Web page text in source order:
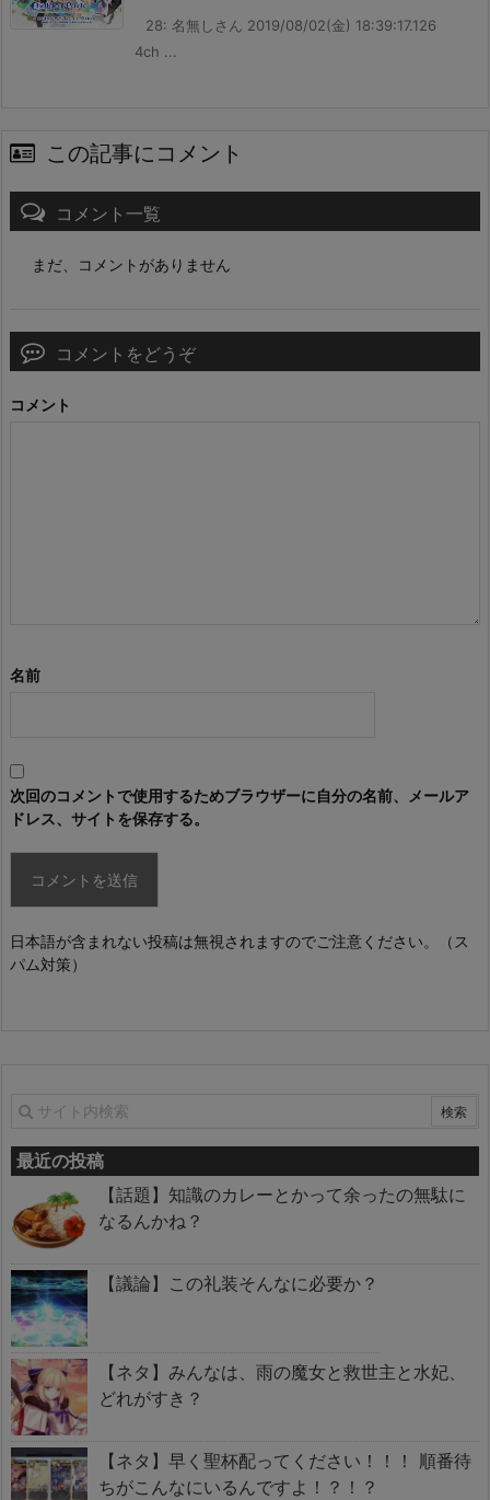
28: 名無しさん 2019/08/02(金) 18:39:17.126
4ch ...
この記事にコメント
コメント一覧
まだ、コメントがありません
コメントをどうぞ
コメント
名前
次回のコメントで使用するためブラウザーに自分の名前、メールア
ドレス、サイトを保存する。
日本語が含まれない投稿は無視されますのでご注意ください。（ス
パム対策）
最近の投稿
【話題】知識のカレーとかって余ったの無駄に
なるんかね？
【議論】この礼装そんなに必要か？
【ネタ】みんなは、雨の魔女と救世主と水妃、
どれがすき？
【ネタ】早く聖杯配ってください！！！ 順番待
ちがこんなにいるんですよ！？！？